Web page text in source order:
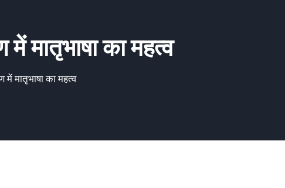
में मातृभाषा का महत्व
में मातृभाषा का महत्व